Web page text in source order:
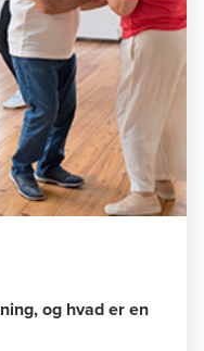
og hvad er en